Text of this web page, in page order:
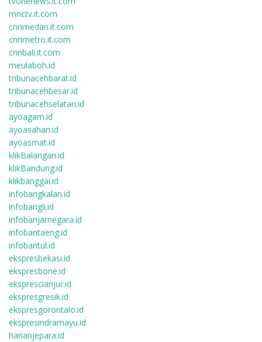
mnctv.it.com
cnnmedan.it.com
cnnmetro.it.com
cnnbali.it.com
meulaboh.id
tribunacehbarat.id
tribunacehbesar.id
tribunacehselatan.id
ayoagam.id
ayoasahan.id
ayoasmat.id
klikBalangan.id
klikBandung.id
klikbanggai.id
infobangkalan.id
infobangli.id
infobanjarnegara.id
infobantaeng.id
infobantul.id
ekspresbekasi.id
ekspresbone.id
eksprescianjur.id
ekspresgresik.id
ekspresgorontalo.id
ekspresindramayu.id
harianjepara.id